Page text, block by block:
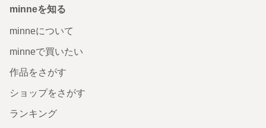
minneを知る
minneについて
minneで買いたい
作品をさがす
ショップをさがす
ランキング